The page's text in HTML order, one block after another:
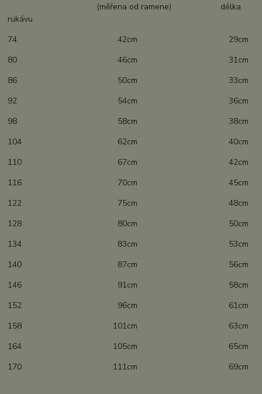
(měřena od ramene) délka
rukávu
74 42cm 29cm
80 46cm 31cm
86 50cm 33cm
92 54cm 36cm
98 58cm 38cm
104 62cm 40cm
110 67cm 42cm
116 70cm 45cm
122 75cm 48cm
128 80cm 50cm
134 83cm 53cm
140 87cm 56cm
146 91cm 58cm
152 96cm 61cm
158 101cm 63cm
164 105cm 65cm
170 111cm 69cm